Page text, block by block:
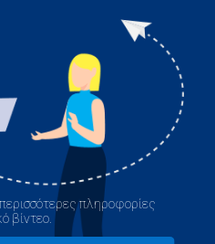
πληροφορίες
βίντεο.